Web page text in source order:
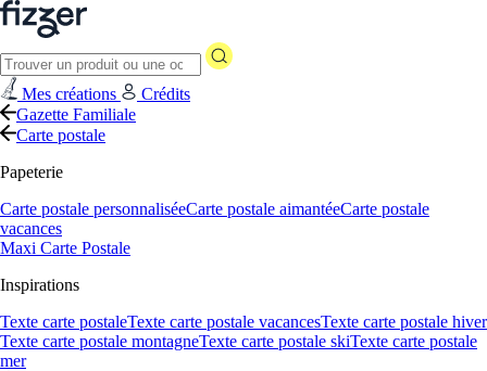
Mes créations
Crédits
Gazette Familiale
Carte postale
Papeterie
Carte postale personnaliséeCarte postale aimantéeCarte postale
vacances
Maxi Carte Postale
Inspirations
Texte carte postaleTexte carte postale vacancesTexte carte postale hiver
Texte carte postale montagneTexte carte postale skiTexte carte postale
mer